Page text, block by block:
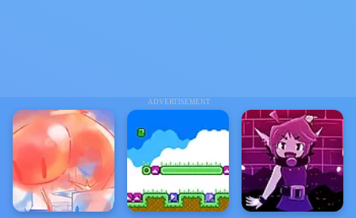
ADVERTISEMENT